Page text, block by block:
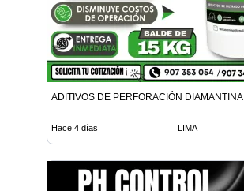
ADITIVOS DE PERFORACIÓN DIAMANTINA
Hace 4 días LIMA